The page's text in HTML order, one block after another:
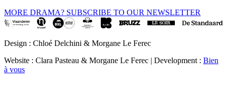
MORE DRAMA? SUBSCRIBE TO OUR NEWSLETTER
Design : Chloé Delchini & Morgane Le Ferec
Website : Clara Pasteau & Morgane Le Ferec | Development : Bien
à vous